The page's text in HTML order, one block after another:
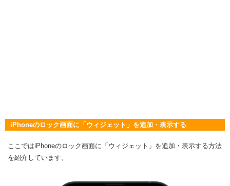
iPhoneのロック画面に「ウィジェット」を追加・表示する
ここではiPhoneのロック画面に「ウィジェット」を追加・表示する方法
を紹介しています。